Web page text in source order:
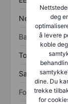
deg
å levere
koble
dine. Du
trekke
for
Nettoinntekt
Balanse
Totale
Samlet gjeld
Forholdstall